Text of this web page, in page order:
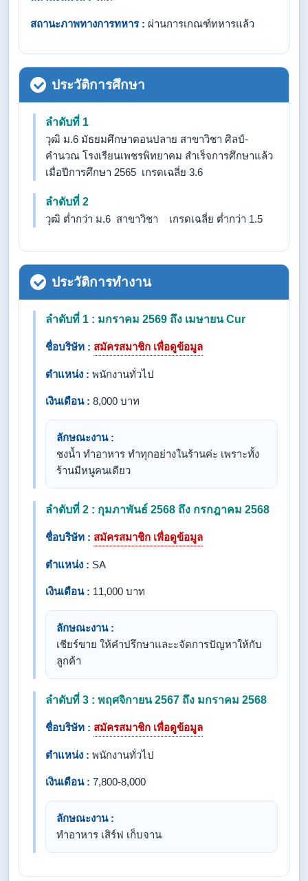
สถานะภาพทางการทหาร : ผ่านการเกณฑ์ทหารแล้ว
ประวัติการศึกษา
ลำดับที่ 1
วุฒิ ม.6 มัธยมศึกษาตอนปลาย สาขาวิชา ศิลป์-
คำนวณ โรงเรียนเพชรพิทยาคม สำเร็จการศึกษาแล้ว
เมื่อปีการศึกษา 2565 เกรดเฉลี่ย 3.6
ลำดับที่ 2
วุฒิ ต่ำกว่า ม.6 สาขาวิชา เกรดเฉลี่ย ต่ำกว่า 1.5
ประวัติการทำงาน
ลำดับที่ 1 : มกราคม 2569 ถึง เมษายน Cur
ชื่อบริษัท : สมัครสมาชิก เพื่อดูข้อมูล
ตำแหน่ง : พนักงานทั่วไป
เงินเดือน : 8,000 บาท
ลักษณะงาน :
ชงน้ำ ทำอาหาร ทำทุกอย่างในร้านค่ะ เพราะทั้ง
ร้านมีหนูคนเดียว
ลำดับที่ 2 : กุมภาพันธ์ 2568 ถึง กรกฎาคม 2568
ชื่อบริษัท : สมัครสมาชิก เพื่อดูข้อมูล
ตำแหน่ง : SA
เงินเดือน : 11,000 บาท
ลักษณะงาน :
เชียร์ขาย ให้คำปรึกษาและะจัดการปัญหาให้กับ
ลูกค้า
ลำดับที่ 3 : พฤศจิกายน 2567 ถึง มกราคม 2568
ชื่อบริษัท : สมัครสมาชิก เพื่อดูข้อมูล
ตำแหน่ง : พนักงานทั่วไป
เงินเดือน : 7,800-8,000
ลักษณะงาน :
ทำอาหาร เสิร์ฟ เก็บจาน